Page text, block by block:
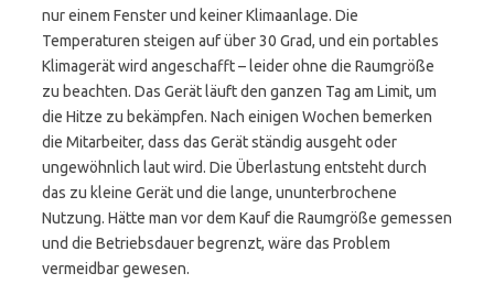
nur einem Fenster und keiner Klimaanlage. Die
Temperaturen steigen auf über 30 Grad, und ein portables
Klimagerät wird angeschafft – leider ohne die Raumgröße
zu beachten. Das Gerät läuft den ganzen Tag am Limit, um
die Hitze zu bekämpfen. Nach einigen Wochen bemerken
die Mitarbeiter, dass das Gerät ständig ausgeht oder
ungewöhnlich laut wird. Die Überlastung entsteht durch
das zu kleine Gerät und die lange, ununterbrochene
Nutzung. Hätte man vor dem Kauf die Raumgröße gemessen
und die Betriebsdauer begrenzt, wäre das Problem
vermeidbar gewesen.